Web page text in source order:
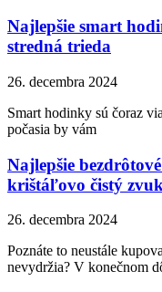
Najlepšie smart
stredná trieda
26. decembra 2024
Smart hodinky sú čoraz
počasia by vám
Najlepšie
krištáľovo čistý
26. decembra 2024
Poznáte to neustále
nevydržia? V konečnom